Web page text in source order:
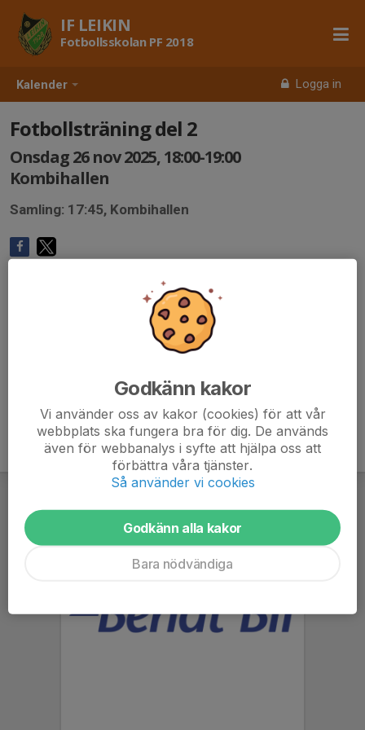
Kalender Logga in
IF LEIKIN
Fotbollsskolan PF 2018
Fotbollsträning del 2
Onsdag 26 nov 2025, 18:00-19:00
Kombihallen
Samling: 17:45, Kombihallen
Godkänn kakor
Vi använder oss av kakor (cookies) för att vår
webbplats ska fungera bra för dig. De används
även för webbanalys i syfte att hjälpa oss att
förbättra våra tjänster.
Så använder vi cookies
Godkänn alla kakor
Bara nödvändiga